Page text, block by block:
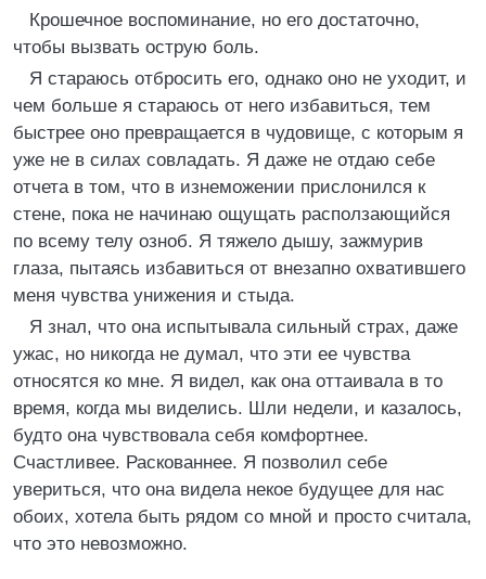
Крошечное воспоминание, но его достаточно,
чтобы вызвать острую боль.
Я стараюсь отбросить его, однако оно не уходит, и
чем больше я стараюсь от него избавиться, тем
быстрее оно превращается в чудовище, с которым я
уже не в силах совладать. Я даже не отдаю себе
отчета в том, что в изнеможении прислонился к
стене, пока не начинаю ощущать расползающийся
по всему телу озноб. Я тяжело дышу, зажмурив
глаза, пытаясь избавиться от внезапно охватившего
меня чувства унижения и стыда.
Я знал, что она испытывала сильный страх, даже
ужас, но никогда не думал, что эти ее чувства
относятся ко мне. Я видел, как она оттаивала в то
время, когда мы виделись. Шли недели, и казалось,
будто она чувствовала себя комфортнее.
Счастливее. Раскованнее. Я позволил себе
увериться, что она видела некое будущее для нас
обоих, хотела быть рядом со мной и просто считала,
что это невозможно.